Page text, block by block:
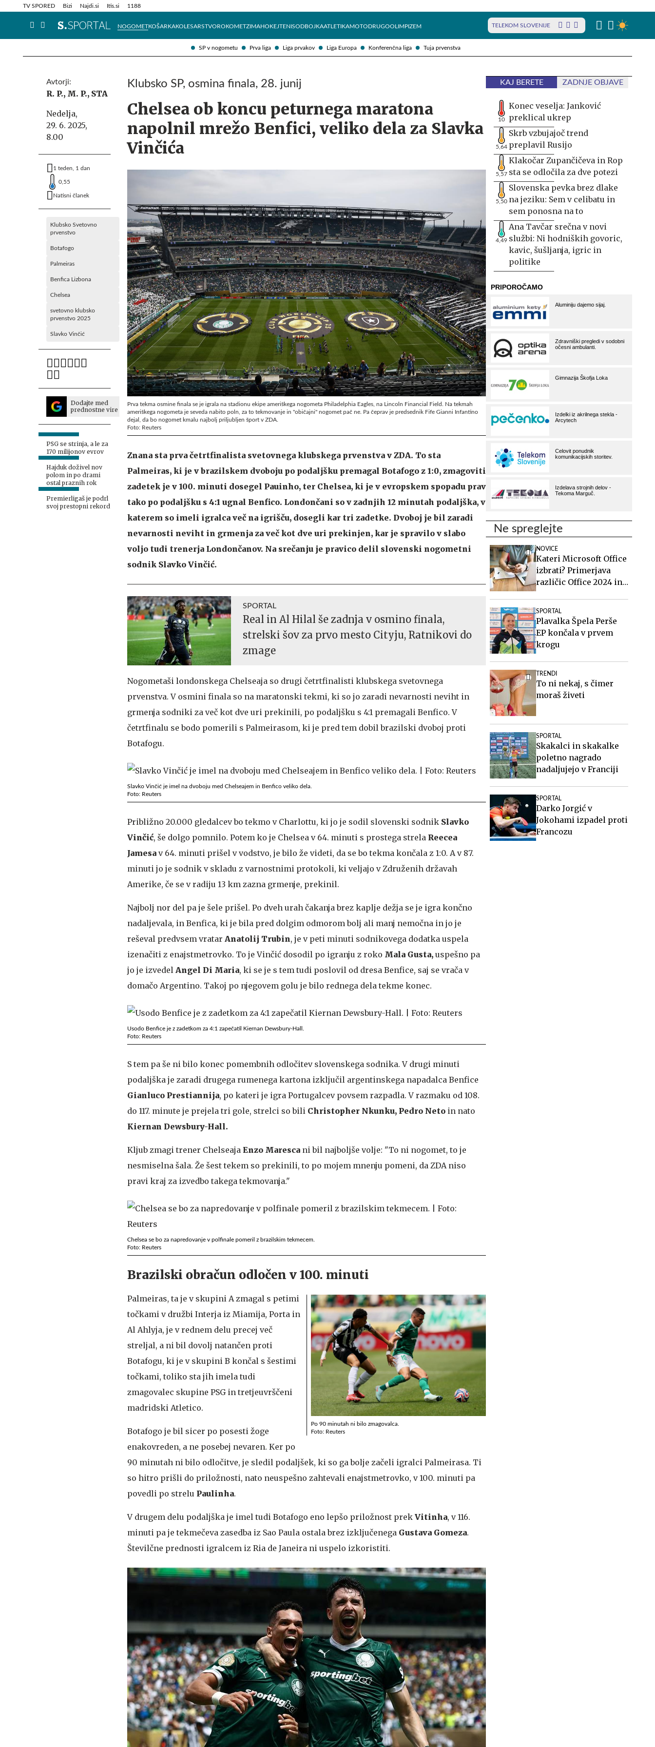
SP v nogometu Prva liga Liga prvakov Liga Europa Konferenčna liga Tuja prvenstva
TV SPORED Bizi Najdi.si Itis.si 1188
NOGOMETKOŠARKAKOLESARSTVOROKOMETZIMAHOKEJTENISODBOJKAATLETIKAMOTODRUGOOLIMPIZEM TELEKOM SLOVENIJE
Info in obvestila Tehnik
Avtorji:
R. P., M. P., STA
Nedelja,
29. 6. 2025,
8.00
1 teden, 1 dan
0,55
Natisni članek
Klubsko Svetovno
prvenstvo
Botafogo
Palmeiras
Benfica Lizbona
Chelsea
svetovno klubsko
prvenstvo 2025
Slavko Vinčić
Dodajte med
prednostne vire
PSG se strinja, a le za
170 milijonov evrov
Hajduk doživel nov
polom in po drami
ostal praznih rok
Premierligaš je podrl
svoj prestopni rekord
Klubsko SP, osmina finala, 28. junij
Chelsea ob koncu peturnega maratona
napolnil mrežo Benfici, veliko dela za Slavka
Vinčića
Prva tekma osmine finala se je igrala na stadionu ekipe ameriškega nogometa Philadelphia Eagles, na Lincoln Financial Field. Na tekmah
ameriškega nogometa je seveda nabito poln, za to tekmovanje in "običajni" nogomet pač ne. Pa čeprav je predsednik Fife Gianni Infantino
dejal, da bo nogomet kmalu najbolj priljubljen šport v ZDA.
Foto: Reuters
Znana sta prva četrtfinalista svetovnega klubskega prvenstva v ZDA. To sta
Palmeiras, ki je v brazilskem dvoboju po podaljšku premagal Botafogo z 1:0, zmagoviti
zadetek je v 100. minuti dosegel Pauinho, ter Chelsea, ki je v evropskem spopadu prav
tako po podaljšku s 4:1 ugnal Benfico. Londončani so v zadnjih 12 minutah podaljška, v
katerem so imeli igralca več na igrišču, dosegli kar tri zadetke. Dvoboj je bil zaradi
nevarnosti neviht in grmenja za več kot dve uri prekinjen, kar je spravilo v slabo
voljo tudi trenerja Londončanov. Na srečanju je pravico delil slovenski nogometni
sodnik Slavko Vinčić.
SPORTAL
Real in Al Hilal še zadnja v osmino finala,
strelski šov za prvo mesto Cityju, Ratnikovi do
zmage
Nogometaši londonskega Chelseaja so drugi četrtfinalisti klubskega svetovnega
prvenstva. V osmini finala so na maratonski tekmi, ki so jo zaradi nevarnosti neviht in
grmenja sodniki za več kot dve uri prekinili, po podaljšku s 4:1 premagali Benfico. V
četrtfinalu se bodo pomerili s Palmeirasom, ki je pred tem dobil brazilski dvoboj proti
Botafogu.
Slavko Vinčić je imel na dvoboju med Chelseajem in Benfico veliko dela.
Foto: Reuters
Približno 20.000 gledalcev bo tekmo v Charlottu, ki jo je sodil slovenski sodnik Slavko
Vinčić, še dolgo pomnilo. Potem ko je Chelsea v 64. minuti s prostega strela Reecea
Jamesa v 64. minuti prišel v vodstvo, je bilo že videti, da se bo tekma končala z 1:0. A v 87.
minuti jo je sodnik v skladu z varnostnimi protokoli, ki veljajo v Združenih državah
Amerike, če se v radiju 13 km zazna grmenje, prekinil.
Najbolj nor del pa je šele prišel. Po dveh urah čakanja brez kaplje dežja se je igra končno
nadaljevala, in Benfica, ki je bila pred dolgim odmorom bolj ali manj nemočna in jo je
reševal predvsem vratar Anatolij Trubin, je v peti minuti sodnikovega dodatka uspela
izenačiti z enajstmetrovko. To je Vinčić dosodil po igranju z roko Mala Gusta, uspešno pa
jo je izvedel Angel Di Maria, ki se je s tem tudi poslovil od dresa Benfice, saj se vrača v
domačo Argentino. Takoj po njegovem golu je bilo rednega dela tekme konec.
Usodo Benfice je z zadetkom za 4:1 zapečatil Kiernan Dewsbury-Hall.
Foto: Reuters
S tem pa še ni bilo konec pomembnih odločitev slovenskega sodnika. V drugi minuti
podaljška je zaradi drugega rumenega kartona izključil argentinskega napadalca Benfice
Gianluco Prestiannija, po kateri je igra Portugalcev povsem razpadla. V razmaku od 108.
do 117. minute je prejela tri gole, strelci so bili Christopher Nkunku, Pedro Neto in nato
Kiernan Dewsbury-Hall.
Kljub zmagi trener Chelseaja Enzo Maresca ni bil najboljše volje: "To ni nogomet, to je
nesmiselna šala. Že šest tekem so prekinili, to po mojem mnenju pomeni, da ZDA niso
pravi kraj za izvedbo takega tekmovanja."
Chelsea se bo za napredovanje v polfinale pomeril z brazilskim tekmecem.
Foto: Reuters
Brazilski obračun odločen v 100. minuti
Po 90 minutah ni bilo zmagovalca.
Foto: Reuters
Palmeiras, ta je v skupini A zmagal s petimi
točkami v družbi Interja iz Miamija, Porta in
Al Ahlyja, je v rednem delu precej več
streljal, a ni bil dovolj natančen proti
Botafogu, ki je v skupini B končal s šestimi
točkami, toliko sta jih imela tudi
zmagovalec skupine PSG in tretjeuvrščeni
madridski Atletico.
Botafogo je bil sicer po posesti žoge
enakovreden, a ne posebej nevaren. Ker po
90 minutah ni bilo odločitve, je sledil podaljšek, ki so ga bolje začeli igralci Palmeirasa. Ti
so hitro prišli do priložnosti, nato neuspešno zahtevali enajstmetrovko, v 100. minuti pa
povedli po strelu Paulinha.
V drugem delu podaljška je imel tudi Botafogo eno lepšo priložnost prek Vitinha, v 116.
minuti pa je tekmečeva zasedba iz Sao Paula ostala brez izključenega Gustava Gomeza.
Številčne prednosti igralcem iz Ria de Janeira ni uspelo izkoristiti.
KAJ BERETE ZADNJE OBJAVE
10
Konec veselja: Janković
preklical ukrep
5,64
Skrb vzbujajoč trend
preplavil Rusijo
5,57
Klakočar Zupančičeva in Rop
sta se odločila za dve potezi
5,50
Slovenska pevka brez dlake
na jeziku: Sem v celibatu in
sem ponosna na to
4,49
Ana Tavčar srečna v novi
službi: Ni hodniških govoric,
kavic, šušljanja, igric in
politike
Ne spreglejte
NOVICE
Kateri Microsoft Office
izbrati? Primerjava
različic Office 2024 in
SPORTAL
Plavalka Špela Perše
EP končala v prvem
krogu
TRENDI
To ni nekaj, s čimer
moraš živeti
SPORTAL
Skakalci in skakalke
poletno nagrado
nadaljujejo v Franciji
SPORTAL
Darko Jorgić v
Jokohami izpadel proti
Francozu